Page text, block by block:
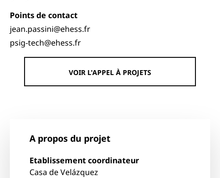
Points de contact
jean.passini@ehess.fr
psig-tech@ehess.fr
VOIR L'APPEL À PROJETS
A propos du projet
Etablissement coordinateur
Casa de Velázquez